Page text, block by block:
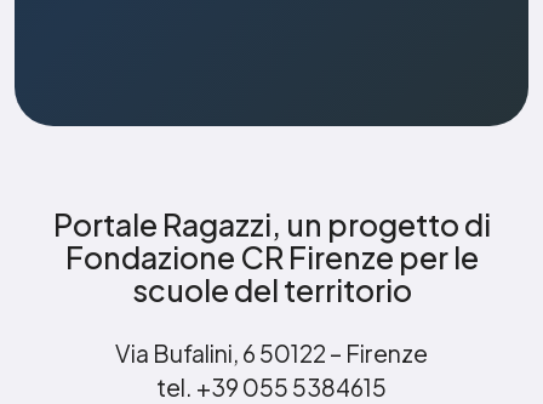
Portale Ragazzi, un progetto di
Fondazione CR Firenze per le
scuole del territorio
Via Bufalini, 6 50122 – Firenze
tel. +39 055 5384615